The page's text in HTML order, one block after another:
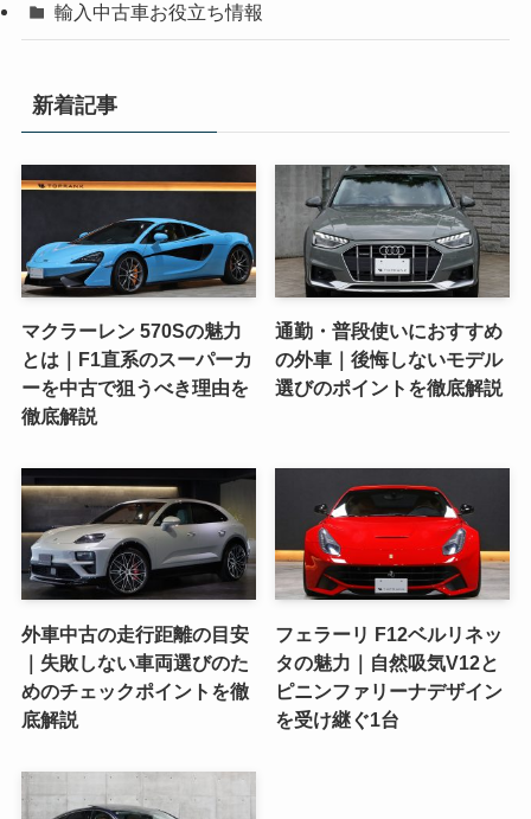
輸入中古車お役立ち情報
新着記事
マクラーレン 570Sの魅力
とは｜F1直系のスーパーカ
ーを中古で狙うべき理由を
徹底解説
通勤・普段使いにおすすめ
の外車｜後悔しないモデル
選びのポイントを徹底解説
外車中古の走行距離の目安
｜失敗しない車両選びのた
めのチェックポイントを徹
底解説
フェラーリ F12ベルリネッ
タの魅力｜自然吸気V12と
ピニンファリーナデザイン
を受け継ぐ1台